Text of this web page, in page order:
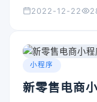
前所未有的追捧。
2022-12-22
小程序
新零售电商